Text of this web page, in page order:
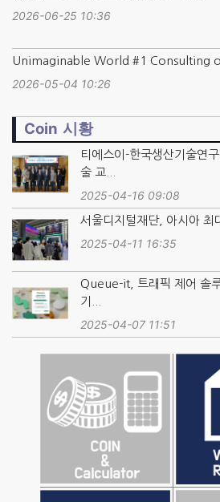
2026-06-25 10:36
Unimaginable World #1 Consulting
2026-05-04 10:26
Coin 시황
티에스이-한국생산기술연
술 교...
2025-04-16 09:08
서울디지털재단, 아시아 최
2025-04-11 16:35
Queue-it, 트래픽 제어 솔
기...
2025-04-07 11:51